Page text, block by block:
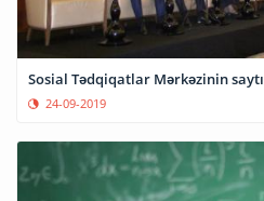
Sosial Tədqiqatlar Mərkəzinin
24-09-2019